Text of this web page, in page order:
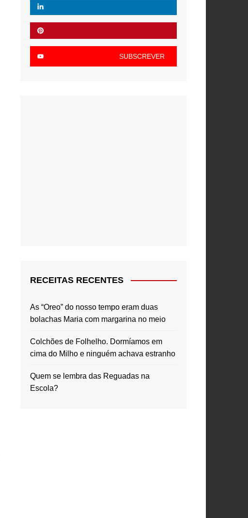
SUBSCREVER
RECEITAS RECENTES
As “Oreo” do nosso tempo eram duas
bolachas Maria com margarina no meio
Colchões de Folhelho. Dormíamos em
cima do Milho e ninguém achava estranho
Quem se lembra das Reguadas na
Escola?